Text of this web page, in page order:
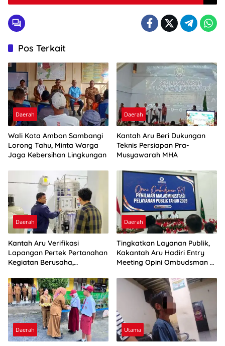
Pos Terkait
Daerah
Wali Kota Ambon Sambangi
Lorong Tahu, Minta Warga
Jaga Kebersihan Lingkungan
Daerah
Kantah Aru Beri Dukungan
Teknis Persiapan Pra-
Musyawarah MHA
Daerah
Kantah Aru Verifikasi
Lapangan Pertek Pertanahan
Kegiatan Berusaha,
Daerah
Tingkatkan Layanan Publik,
Kakantah Aru Hadiri Entry
Meeting Opini Ombudsman RI
Daerah Utama